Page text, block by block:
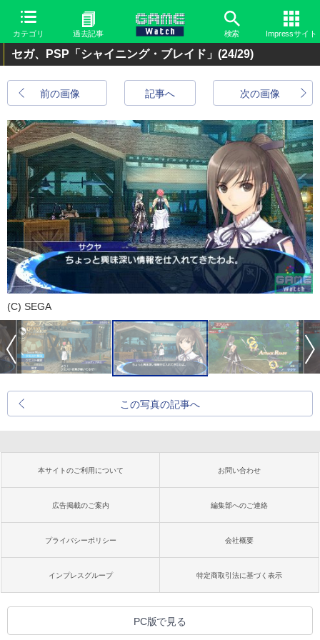
カテゴリ 過去記事 検索 Impressサイト
セガ、PSP「シャイニング・ブレイド」 (24/29)
前の画像 次の画像
記事へ
(C) SEGA
この写真の記事へ
本サイトのご利用について お問い合わせ
広告掲載のご案内 編集部へのご連絡
プライバシーポリシー 会社概要
インプレスグループ 特定商取引法に基づく表示
PC版で見る